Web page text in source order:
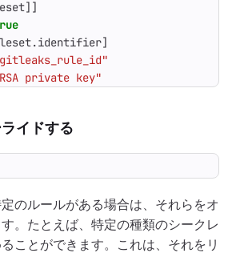
]]
.identifier]
private key"
イドする
のルールがある場合は、それらをオ
。たとえば、特定の種類のシークレ
ことができます。これは、それをリ